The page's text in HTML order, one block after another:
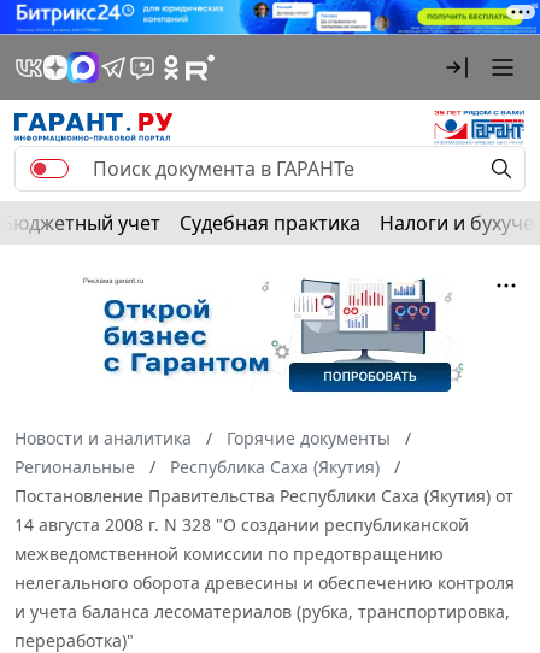
Бюджетный учет Судебная практика Налоги и
Новости и аналитика
Горячие документы
Региональные
Республика Саха (Якутия)
Постановление Правительства Республики Саха (Якутия) от
14 августа 2008 г. N 328 "О создании республиканской
межведомственной комиссии по предотвращению
нелегального оборота древесины и обеспечению контроля
и учета баланса лесоматериалов (рубка, транспортировка,
переработка)"